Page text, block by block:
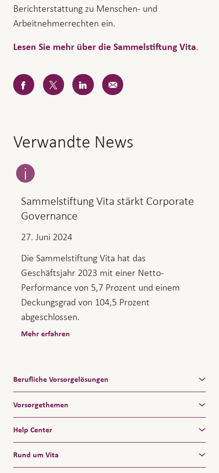
Berichterstattung zu Menschen- und
Arbeitnehmerrechten ein.
Lesen Sie mehr über die Sammelstiftung Vita.
FacebookTwitterLinkedIn
E-
Mail
Verwandte News
Sammelstiftung Vita stärkt Corporate
Governance
27. Juni 2024
Die Sammelstiftung Vita hat das
Geschäftsjahr 2023 mit einer Netto-
Performance von 5,7 Prozent und einem
Deckungsgrad von 104,5 Prozent
abgeschlossen.
Mehr erfahren
Berufliche Vorsorgelösungen
Vorsorgethemen
Help Center
Rund um Vita